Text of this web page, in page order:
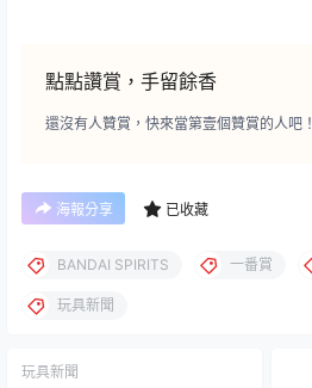
點點讚賞，手留餘香
還沒有人贊賞，快來當第壹個贊賞的人吧！
海報分享 已收藏
BANDAI SPIRITS 一番賞
玩具新聞
玩具新聞